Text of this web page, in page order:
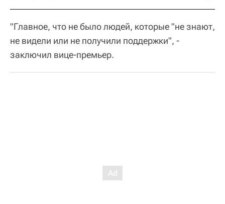
"Главное, что не было людей, которые "не знают,
не видели или не получили поддержки", -
заключил вице-премьер.